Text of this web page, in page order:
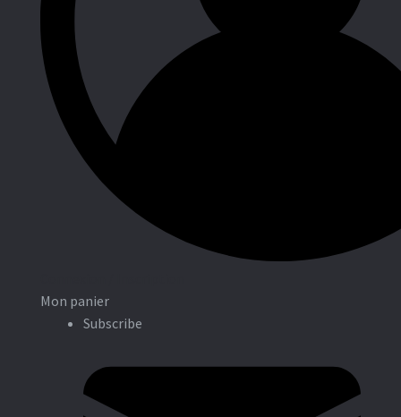
Entreprises
Mon panier
Subscribe